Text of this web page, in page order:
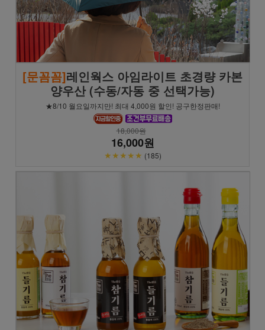
[문꼼꼼]레인웍스 아임라이트 초경량 카본
양우산 (수동/자동 중 선택가능)
★8/10 월요일까지만! 최대 4,000원 할인! 공구한정판매!
18,000원
16,000원
★★★★★ (185)